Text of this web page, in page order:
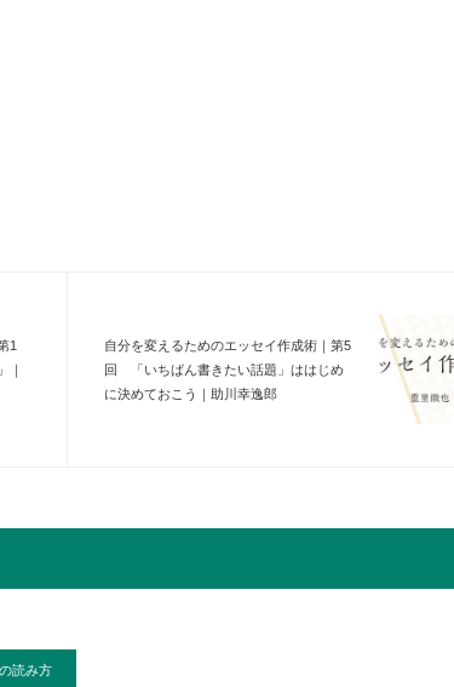
1
自分を変えるためのエッセイ作成術｜第5
回 「いちばん書きたい話題」ははじめ
に決めておこう｜助川幸逸郎
読み方